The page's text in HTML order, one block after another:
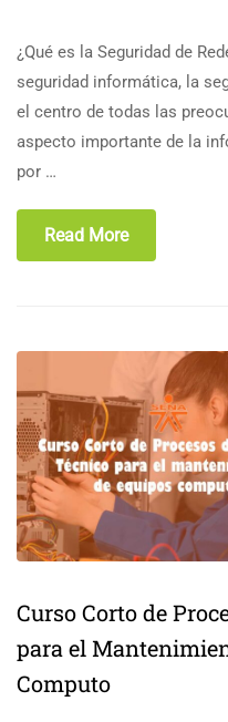
¿Qué es la Seguridad de
seguridad informática, la
el centro de todas las
aspecto importante de la
por …
Read More
Curso Corto de
para el
Computo